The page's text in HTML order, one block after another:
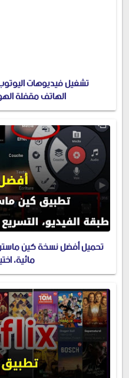
تشغيل فيديوهات
الهاتف مقفلة
تحميل أفضل نسخة كين
مائية،